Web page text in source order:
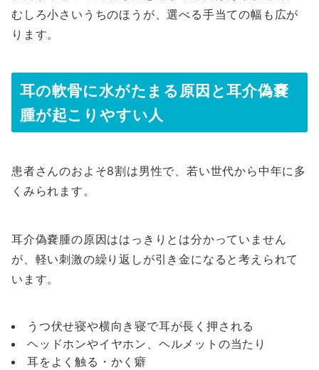
むしろ小さいうちのほうが、選べる手当ての幅も広が
ります。
耳の軟骨に水がたまる原因と耳介偽嚢
腫が起こりやすい人
患者さんのおよそ8割は男性で、若い世代から中年に多
くみられます。
耳介偽嚢腫の原因ははっきりとは分かっていません
が、軽い刺激の繰り返しが引き金になると考えられて
います。
うつ伏せ寝や横向き寝で耳が長く押される
ヘッドホンやイヤホン、ヘルメットの当たり
耳をよく触る・かく癖